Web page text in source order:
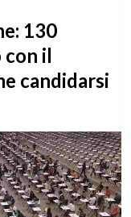
130
con il
candidarsi